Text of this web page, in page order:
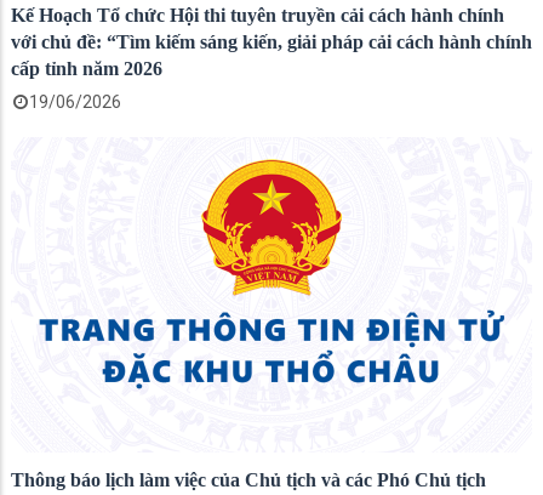
Kế Hoạch Tổ chức Hội thi tuyên truyền cải cách hành chính
với chủ đề: “Tìm kiếm sáng kiến, giải pháp cải cách hành chính
cấp tỉnh năm 2026
19/06/2026
Thông báo lịch làm việc của Chủ tịch và các Phó Chủ tịch